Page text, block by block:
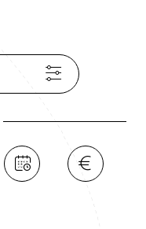
ses moucharabieh,
d'être classée au
1984.